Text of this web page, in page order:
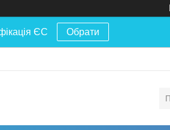
ЄС Обрати